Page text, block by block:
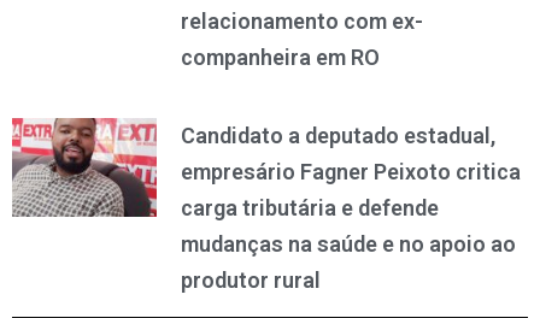
relacionamento com ex-
companheira em RO
Candidato a deputado estadual,
empresário Fagner Peixoto critica
carga tributária e defende
mudanças na saúde e no apoio ao
produtor rural